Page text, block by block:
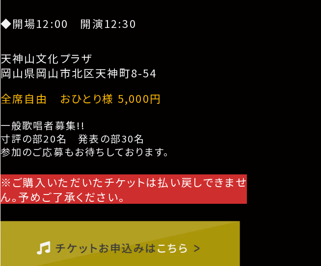
◆開場12:00 開演12:30
天神山文化プラザ
岡山県岡山市北区天神町8-54
全席自由 おひとり様 5,000円
一般歌唱者募集!!
寸評の部20名 発表の部30名
参加のご応募もお待ちしております。
※ご購入いただいたチケットは払い戻しできませ
ん。予めご了承ください。